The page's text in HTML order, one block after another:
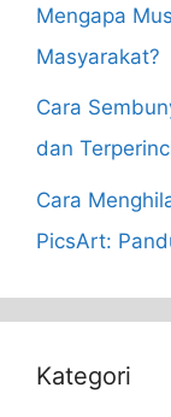
Mengapa
Masyarakat?
Cara
dan
Cara
PicsArt:
Kategori